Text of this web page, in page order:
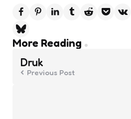
More Reading
Post
navigation
Druk
Previous Post